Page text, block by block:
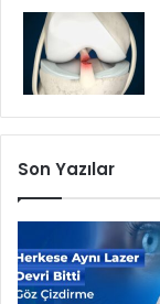
Son Yazılar